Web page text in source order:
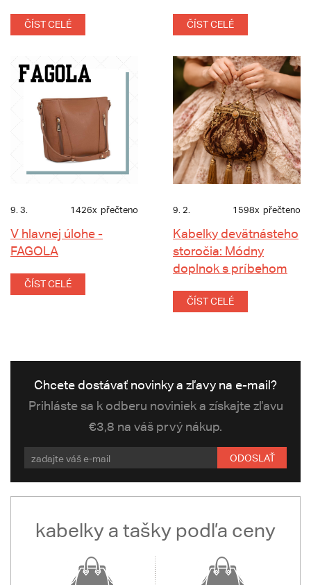
ČÍST CELÉ ČÍST CELÉ
9. 3. 1426x přečteno
V hlavnej úlohe -
FAGOLA
ČÍST CELÉ
9. 2. 1598x přečteno
Kabelky devätnásteho
storočia: Módny
doplnok s príbehom
ČÍST CELÉ
Chcete dostávať novinky a zľavy na e-mail?
Prihláste sa k odberu noviniek a získajte zľavu
€3,8 na váš prvý nákup.
ODOSLAŤ
kabelky a tašky podľa ceny